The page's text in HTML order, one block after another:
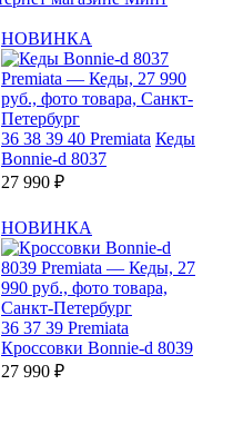
НОВИНКА
36 38 39 40 Premiata Кеды
Bonnie-d 8037
27 990 ₽
НОВИНКА
36 37 39 Premiata
Кроссовки Bonnie-d 8039
27 990 ₽